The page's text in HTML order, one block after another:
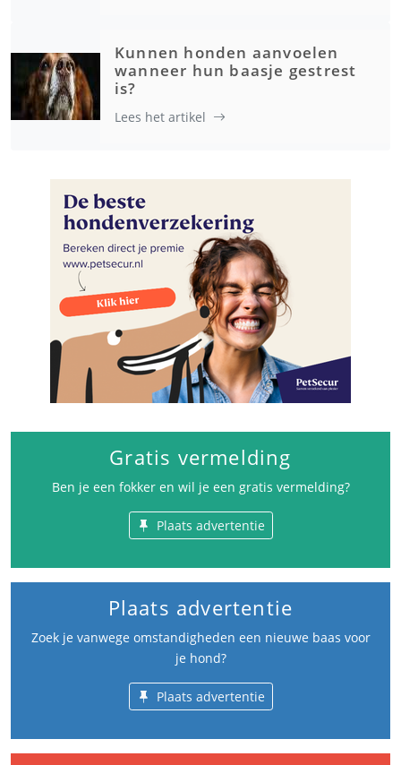
Kunnen honden aanvoelen
wanneer hun baasje gestrest
is?
Lees het artikel
Gratis vermelding
Ben je een fokker en wil je een gratis vermelding?
Plaats advertentie
Plaats advertentie
Zoek je vanwege omstandigheden een nieuwe baas voor
je hond?
Plaats advertentie